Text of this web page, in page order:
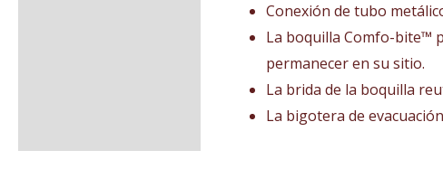
Conexión de tubo
La boquilla Comfo-bite™
permanecer en su sitio.
La brida de la boquilla
La bigotera de